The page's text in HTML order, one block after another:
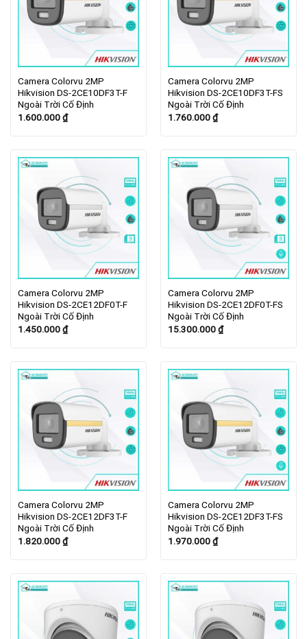
Camera Colorvu 2MP
Hikvision DS-2CE10DF3T-F
Ngoài Trời Cố Định
1.600.000₫
Camera Colorvu 2MP
Hikvision DS-2CE10DF3T-FS
Ngoài Trời Cố Định
1.760.000₫
Camera Colorvu 2MP
Hikvision DS-2CE12DF0T-F
Ngoài Trời Cố Định
1.450.000₫
Camera Colorvu 2MP
Hikvision DS-2CE12DF0T-FS
Ngoài Trời Cố Định
15.300.000₫
Camera Colorvu 2MP
Hikvision DS-2CE12DF3T-F
Ngoài Trời Cố Định
1.820.000₫
Camera Colorvu 2MP
Hikvision DS-2CE12DF3T-FS
Ngoài Trời Cố Định
1.970.000₫